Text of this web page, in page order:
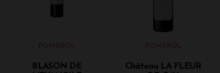
POMEROL
BLASON DE
POMEROL
Château LA FLEUR